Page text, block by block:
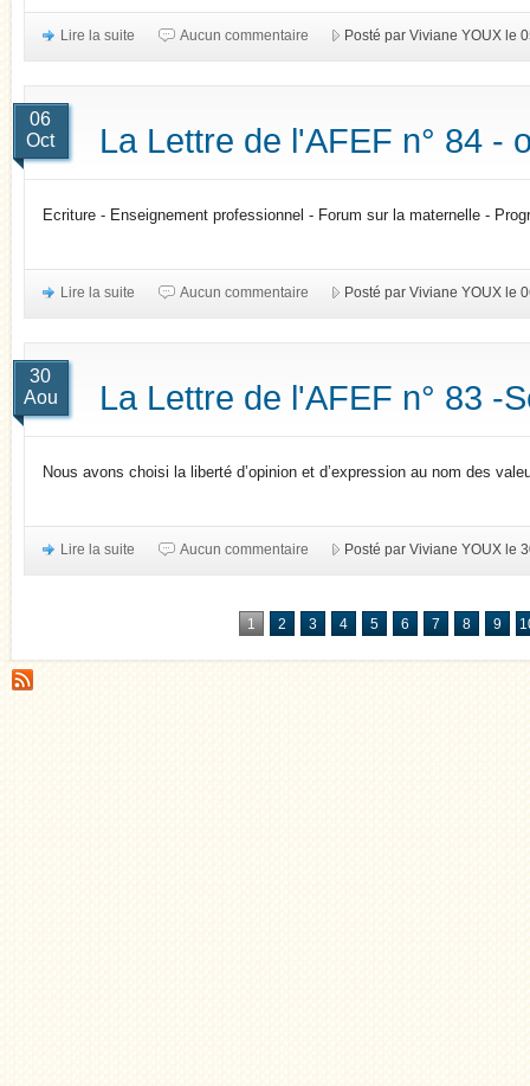
Lire la suite Aucun commentaire Posté par Viviane YOUX le
06
Oct
La Lettre de l'AFEF n° 84 -
Ecriture - Enseignement professionnel - Forum sur la maternelle -
Lire la suite Aucun commentaire Posté par Viviane YOUX le
30
Aou
La Lettre de l'AFEF n° 83 -
Nous avons choisi la liberté d’opinion et d’expression au nom des
Lire la suite Aucun commentaire Posté par Viviane YOUX le
1 2 3 4 5 6 7 8 9